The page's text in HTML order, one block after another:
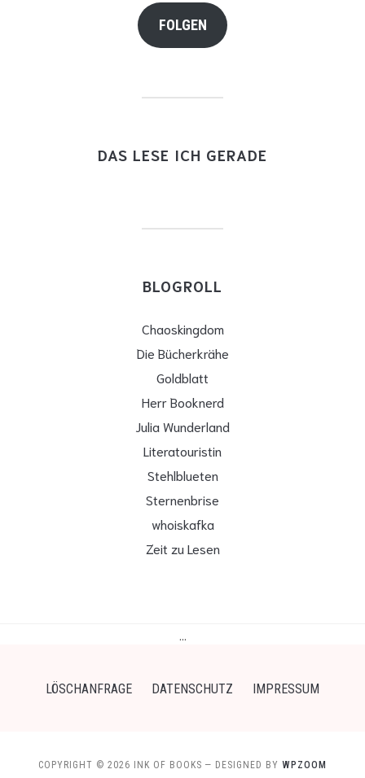
FOLGEN
DAS LESE ICH GERADE
BLOGROLL
Chaoskingdom
Die Bücherkrähe
Goldblatt
Herr Booknerd
Julia Wunderland
Literatouristin
Stehlblueten
Sternenbrise
whoiskafka
Zeit zu Lesen
LÖSCHANFRAGE DATENSCHUTZ IMPRESSUM
COPYRIGHT © 2026 INK OF BOOKS — DESIGNED BY WPZOOM